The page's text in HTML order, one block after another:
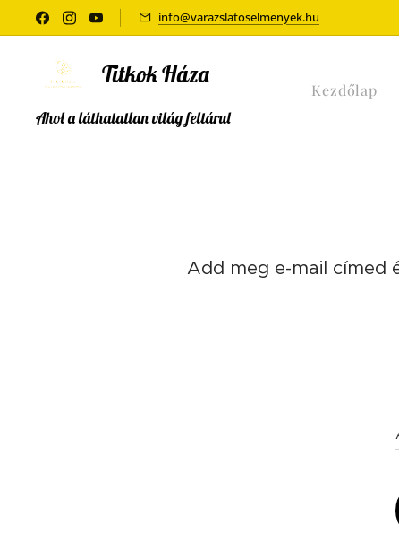
info@varazslatoselmenyek.hu
Titkok Háza
Ahol a láthatatlan világ feltárul
Kezdőlap
Add meg e-mail címed